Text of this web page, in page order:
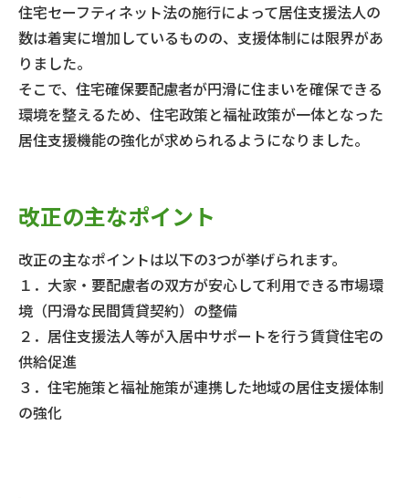
住宅セーフティネット法の施行によって居住支援法人の
数は着実に増加しているものの、支援体制には限界があ
りました。
そこで、住宅確保要配慮者が円滑に住まいを確保できる
環境を整えるため、住宅政策と福祉政策が一体となった
居住支援機能の強化が求められるようになりました。
改正の主なポイント
改正の主なポイントは以下の3つが挙げられます。
１．大家・要配慮者の双方が安心して利用できる市場環
境（円滑な民間賃貸契約）の整備
２．居住支援法人等が入居中サポートを行う賃貸住宅の
供給促進
３．住宅施策と福祉施策が連携した地域の居住支援体制
の強化